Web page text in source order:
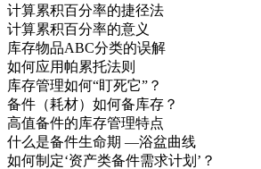
计算累积百分率的捷径法
计算累积百分率的意义
库存物品ABC分类的误解
如何应用帕累托法则
库存管理如何“盯死它”？
备件（耗材）如何备库存？
高值备件的库存管理特点
什么是备件生命期 —浴盆曲线
如何制定‘资产类备件需求计划’？